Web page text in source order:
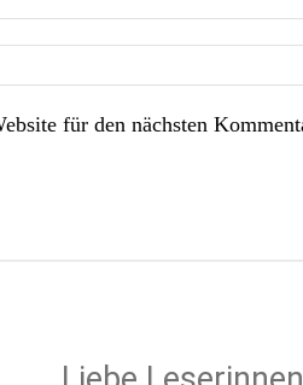
für den nächsten